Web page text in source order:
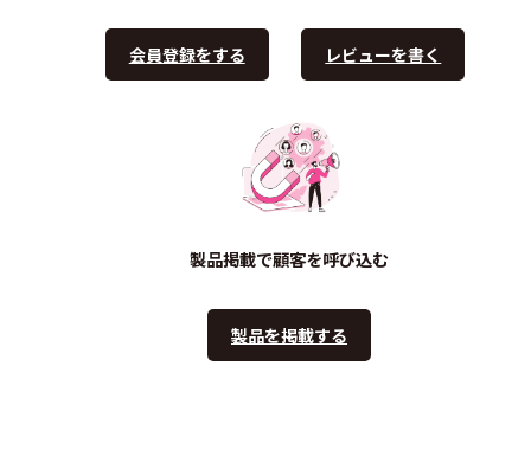
会員登録をする レビューを書く
製品掲載で顧客を呼び込む
製品を掲載する